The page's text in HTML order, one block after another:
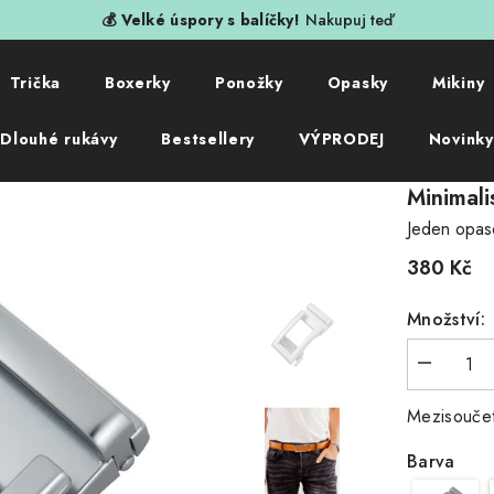
💰 Velké úspory s balíčky! Nakupuj teď
Trička Boxerky Ponožky Opasky Mikiny
Dlouhé rukávy Bestsellery VÝPRODEJ Novinky
Jeden
380 Kč
Množství:
množství
Minimalist
Barva